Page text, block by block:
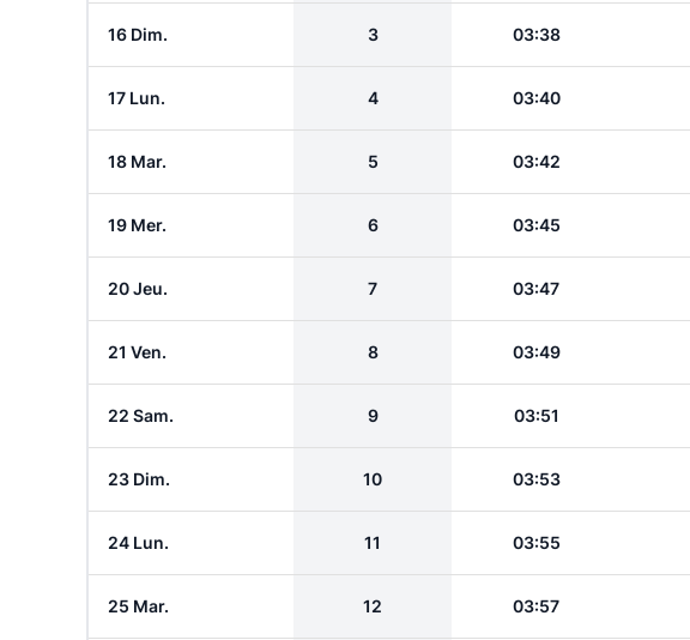
16 Dim. 3 03:38
17 Lun. 4 03:40
18 Mar. 5 03:42
19 Mer. 6 03:45
20 Jeu. 7 03:47
21 Ven. 8 03:49
22 Sam. 9 03:51
23 Dim. 10 03:53
24 Lun. 11 03:55
25 Mar. 12 03:57